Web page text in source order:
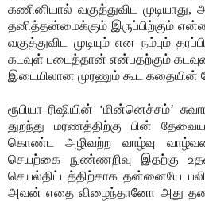
கணினியால் வகுத்துவிட முடியாது,
தனித்தன்மைக்கும் இருப்பிற்கும்
வகுத்துவிட முடியும் என நம்பும்
கடவுள் படைத்தான் என்பதற்கும்
இடையிலான முரணும் கூட கதையின்
ரூபியா ரிஷியின் ‘மின்னெச்சம்’
துறந்து மரணத்திற்கு பின்
கொண்ட அழிவற்ற வாழ்வு
செயற்கை நுண்ணறிவு இதற்கு
செயல்திட்டத்திற்காக தன்னையே
அவன் எதை விழைந்தானோ அது